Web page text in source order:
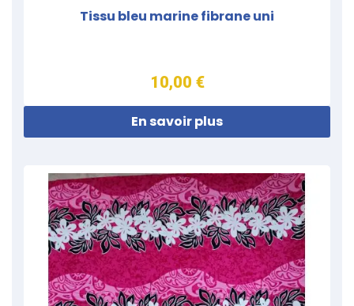
Tissu bleu marine fibrane uni
10,00 €
En savoir plus